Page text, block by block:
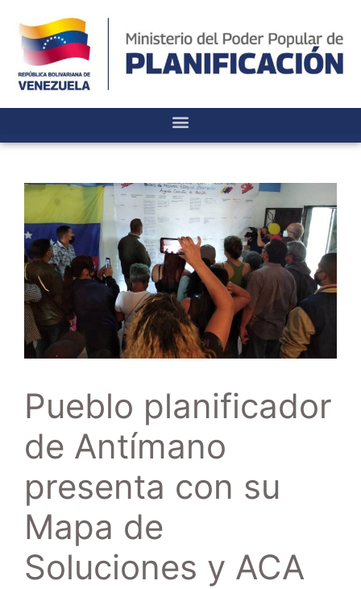
Pueblo planificador
de Antímano
presenta con su
Mapa de
Soluciones y ACA